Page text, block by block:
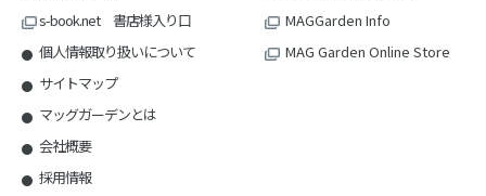
s-book.net 書店様入り口
個人情報取り扱いについて
サイトマップ
マッグガーデンとは
会社概要
採用情報
MAGGarden Info
MAG Garden Online Store